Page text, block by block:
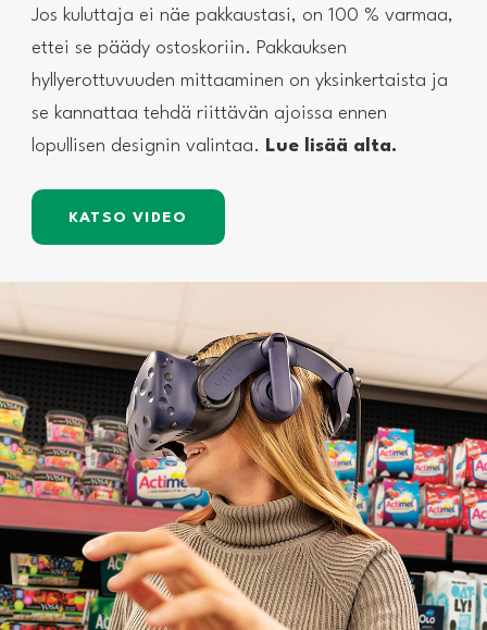
Jos kuluttaja ei näe pakkaustasi, on 100 % varmaa,
ettei se päädy ostoskoriin. Pakkauksen
hyllyerottuvuuden mittaaminen on yksinkertaista ja
se kannattaa tehdä riittävän ajoissa ennen
lopullisen designin valintaa. Lue lisää alta.
KATSO VIDEO